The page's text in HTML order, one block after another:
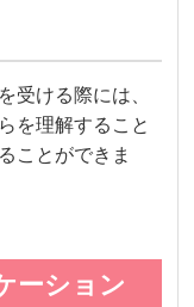
受ける際には、
を理解すること
ことができま
ーション